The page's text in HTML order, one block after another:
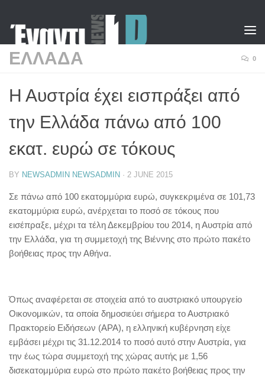
ΕΛΛΑΔΑ 0
Η Αυστρία έχει εισπράξει από
την Ελλάδα πάνω από 100
εκατ. ευρώ σε τόκους
BY NEWSADMIN NEWSADMIN · 2 JUNE 2015
Σε πάνω από 100 εκατομμύρια ευρώ, συγκεκριμένα σε 101,73
εκατομμύρια ευρώ, ανέρχεται το ποσό σε τόκους που
εισέπραξε, μέχρι τα τέλη Δεκεμβρίου του 2014, η Αυστρία από
την Ελλάδα, για τη συμμετοχή της Βιέννης στο πρώτο πακέτο
βοήθειας προς την Αθήνα.
Όπως αναφέρεται σε στοιχεία από το αυστριακό υπουργείο
Οικονομικών, τα οποία δημοσιεύει σήμερα το Αυστριακό
Πρακτορείο Ειδήσεων (ΑΡΑ), η ελληνική κυβέρνηση είχε
εμβάσει μέχρι τις 31.12.2014 το ποσό αυτό στην Αυστρία, για
την έως τώρα συμμετοχή της χώρας αυτής με 1,56
δισεκατομμύρια ευρώ στο πρώτο πακέτο βοήθειας προς την